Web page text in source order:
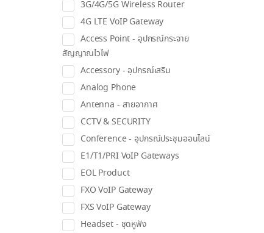
3G/4G/5G Wireless Router
4G LTE VoIP Gateway
Access Point - อุปกรณ์กระจาย
สัญญาณไวไฟ
Accessory - อุปกรณ์เสริม
Analog Phone
Antenna - สายอากาศ
CCTV & SECURITY
Conference - อุปกรณ์ประชุมออนไลน์
E1/T1/PRI VoIP Gateways
EOL Product
FXO VoIP Gateway
FXS VoIP Gateway
Headset - ชุดหูฟัง